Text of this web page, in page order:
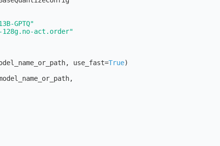
GPTQ"
128g.no-act.order"
use_fast=True)